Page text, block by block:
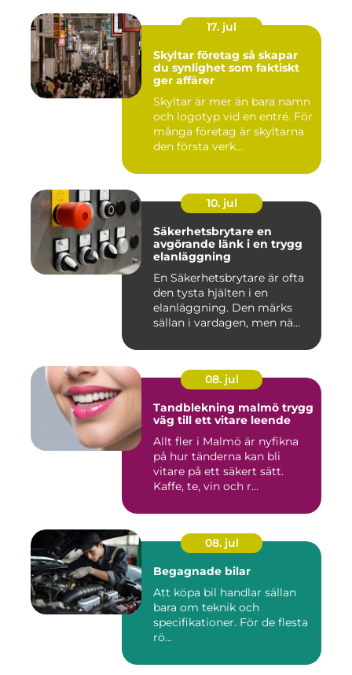
17. jul
Skyltar företag så skapar
du synlighet som faktiskt
ger affärer
Skyltar är mer än bara namn
och logotyp vid en entré. För
många företag är skyltarna
den första verk...
10. jul
Säkerhetsbrytare en
avgörande länk i en trygg
elanläggning
En Säkerhetsbrytare är ofta
den tysta hjälten i en
elanläggning. Den märks
sällan i vardagen, men nä...
08. jul
Tandblekning malmö trygg
väg till ett vitare leende
Allt fler i Malmö är nyfikna
på hur tänderna kan bli
vitare på ett säkert sätt.
Kaffe, te, vin och r...
08. jul
Begagnade bilar
Att köpa bil handlar sällan
bara om teknik och
specifikationer. För de flesta
rö...